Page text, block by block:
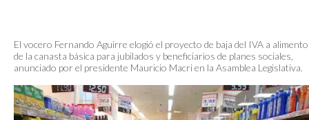
El vocero Fernando Aguirre elogió el proyecto de baja del IVA a
de la canasta básica para jubilados y beneficiarios de planes sociales,
anunciado por el presidente Mauricio Macri en la Asamblea Legislativa.